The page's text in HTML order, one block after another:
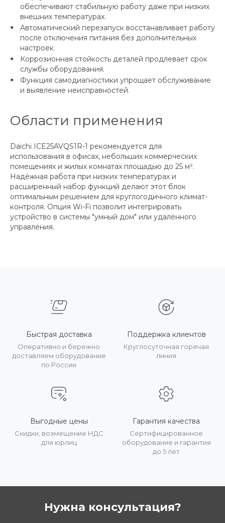
обеспечивают стабильную работу даже при низких
внешних температурах.
Автоматический перезапуск восстанавливает работу
после отключения питания без дополнительных
настроек.
Коррозионная стойкость деталей продлевает срок
службы оборудования.
Функция самодиагностики упрощает обслуживание
и выявление неисправностей.
Области применения
Daichi ICE25AVQS1R-1 рекомендуется для
использования в офисах, небольших коммерческих
помещениях и жилых комнатах площадью до 25 м².
Надёжная работа при низких температурах и
расширенный набор функций делают этот блок
оптимальным решением для круглогодичного климат-
контроля. Опция Wi-Fi позволит интегрировать
устройство в системы "умный дом" или удалённого
управления.
Быстрая доставка
Оперативно и бережно
доставляем оборудование
по России
Поддержка клиентов
Круглосуточная горячая
линия
Выгодные цены
Скидки, возмещение НДС
для юрлиц
Гарантия качества
Сертифицированное
оборудование и гарантия
до 5 лет
Нужна консультация?